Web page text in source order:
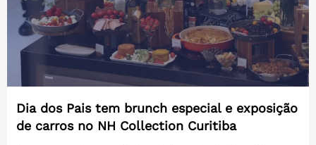
Dia dos Pais tem brunch especial e exposição
de carros no NH Collection Curitiba